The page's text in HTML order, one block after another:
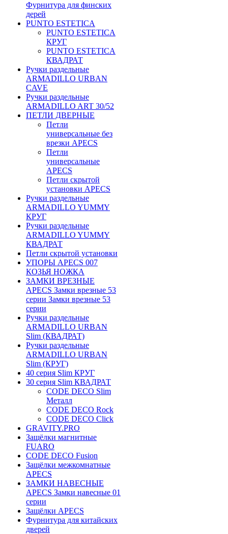
Фурнитура для финских
дерей
PUNTO ESTETICA
PUNTO ESTETICA
КРУГ
PUNTO ESTETICA
КВАДРАТ
Ручки раздельные
ARMADILLO URBAN
CAVE
Ручки раздельные
ARMADILLO ART 30/52
ПЕТЛИ ДВЕРНЫЕ
Петли
универсальные без
врезки APECS
Петли
универсальные
APECS
Петли скрытой
установки APECS
Ручки раздельные
ARMADILLO YUMMY
КРУГ
Ручки раздельные
ARMADILLO YUMMY
КВАДРАТ
Петли скрытой установки
УПОРЫ APECS 007
КОЗЬЯ НОЖКА
ЗАМКИ ВРЕЗНЫЕ
APECS Замки врезные 53
серии Замки врезные 53
серии
Ручки раздельные
ARMADILLO URBAN
Slim (КВАДРАТ)
Ручки раздельные
ARMADILLO URBAN
Slim (КРУГ)
40 серия Slim КРУГ
30 серия Slim КВАДРАТ
CODE DECO Slim
Металл
CODE DECO Rock
CODE DECO Click
GRAVITY.PRO
Защёлки магнитные
FUARO
CODE DECO Fusion
Защёлки межкомнатные
APECS
ЗАМКИ НАВЕСНЫЕ
APECS Замки навесные 01
серии
Защёлки APECS
Фурнитура для китайских
дверей